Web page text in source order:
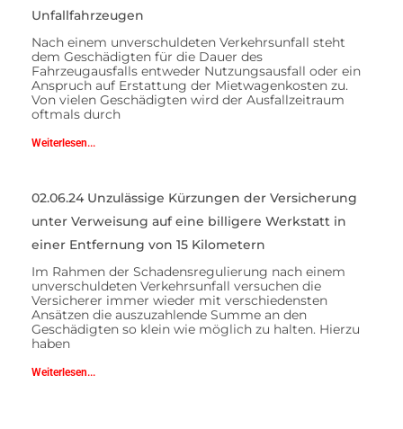
Unfallfahrzeugen
Nach einem unverschuldeten Verkehrsunfall steht
dem Geschädigten für die Dauer des
Fahrzeugausfalls entweder Nutzungsausfall oder ein
Anspruch auf Erstattung der Mietwagenkosten zu.
Von vielen Geschädigten wird der Ausfallzeitraum
oftmals durch
Weiterlesen...
02.06.24 Unzulässige Kürzungen der Versicherung
unter Verweisung auf eine billigere Werkstatt in
einer Entfernung von 15 Kilometern
Im Rahmen der Schadensregulierung nach einem
unverschuldeten Verkehrsunfall versuchen die
Versicherer immer wieder mit verschiedensten
Ansätzen die auszuzahlende Summe an den
Geschädigten so klein wie möglich zu halten. Hierzu
haben
Weiterlesen...